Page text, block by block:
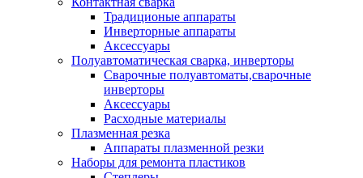
Традиционые аппараты
Инверторные аппараты
Аксессуары
Полуавтоматическая сварка, инверторы
Сварочные полуавтоматы,сварочные
инверторы
Аксессуары
Расходные материалы
Плазменная резка
Аппараты плазменной резки
Наборы для ремонта пластиков